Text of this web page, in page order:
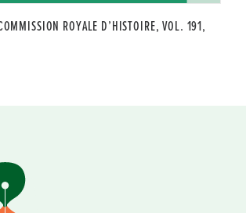
ROYALE D’HISTOIRE, VOL. 191,